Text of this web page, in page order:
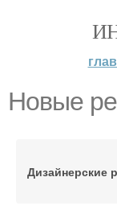
Новые
Дизайнерские